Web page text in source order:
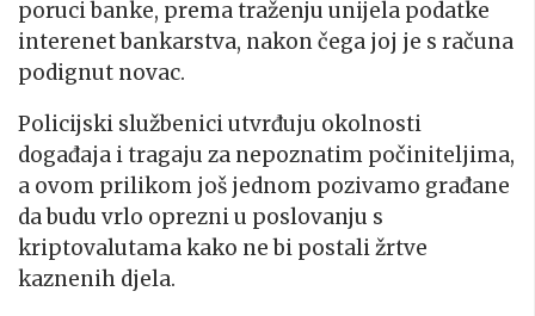
poruci banke, prema traženju unijela podatke
interenet bankarstva, nakon čega joj je s računa
podignut novac.
Policijski službenici utvrđuju okolnosti
događaja i tragaju za nepoznatim počiniteljima,
a ovom prilikom još jednom pozivamo građane
da budu vrlo oprezni u poslovanju s
kriptovalutama kako ne bi postali žrtve
kaznenih djela.